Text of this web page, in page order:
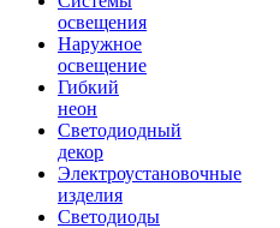
освещения
Наружное
освещение
Гибкий
неон
Светодиодный
декор
Электроустановочные
изделия
Светодиоды